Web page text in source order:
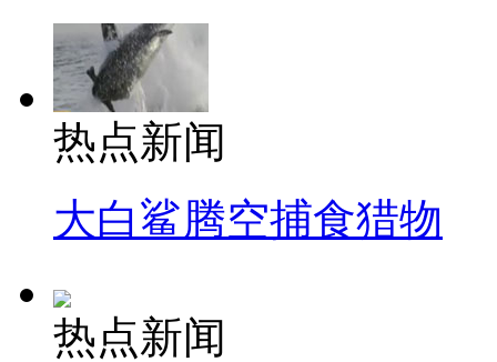
热点新闻
大白鲨腾空捕食猎物
热点新闻